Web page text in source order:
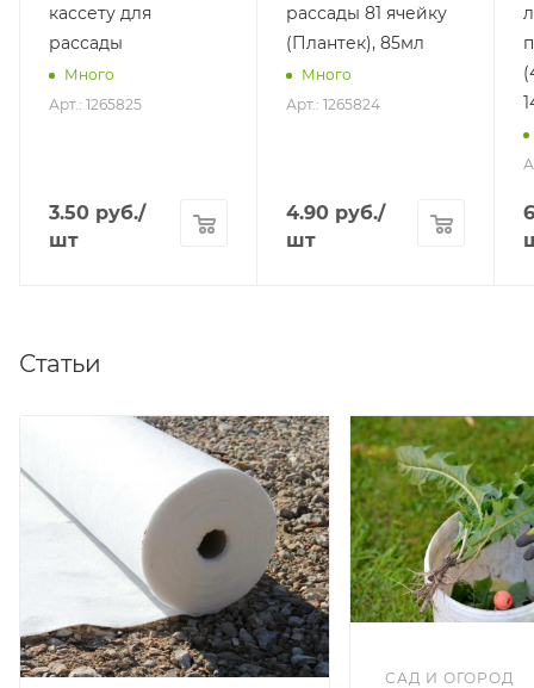
кассету для
рассады
Много
Арт.: 1265825
3.50 руб./
шт
рассады 81 ячейку
(Плантек), 85мл
Много
Арт.: 1265824
4.90 руб./
шт
Статьи
САД И ОГОРОД